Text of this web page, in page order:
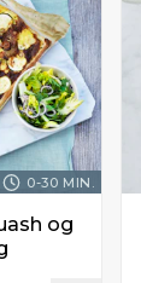
0-30 MIN.
og